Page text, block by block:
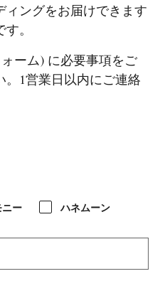
ィングをお届けできます
。
ーム) に必要事項をご
。1営業日以内にご連絡
ニー ハネムーン